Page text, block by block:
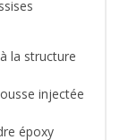
la structure
injectée
époxy